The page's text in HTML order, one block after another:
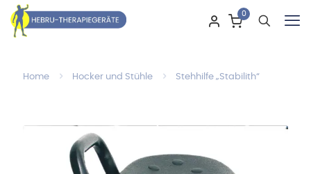
0
Home Hocker und Stühle Stehhilfe „Stabilith“